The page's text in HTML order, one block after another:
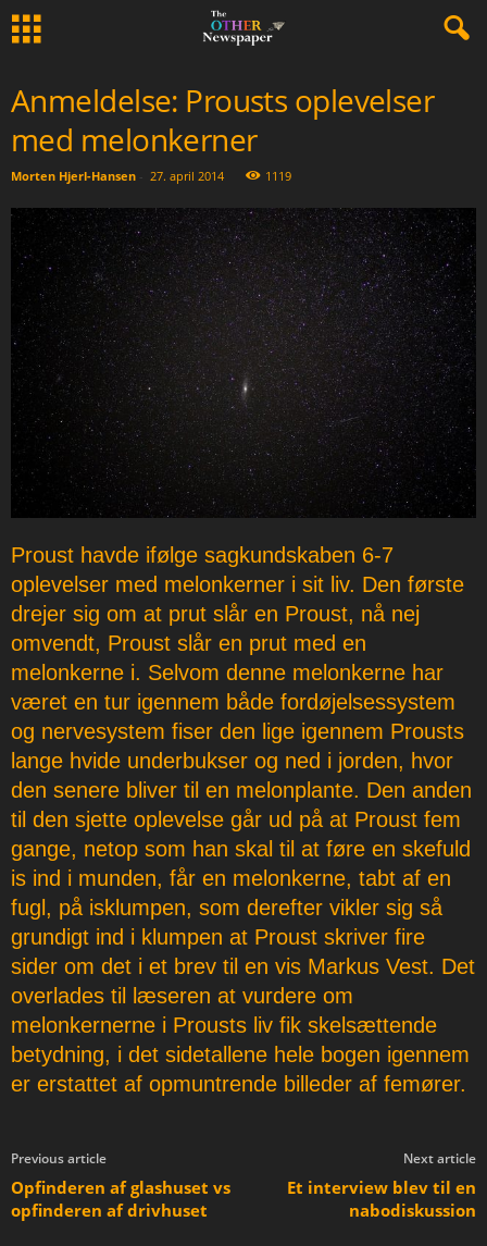
Anmeldelse: Prousts oplevelser
med melonkerner
Morten Hjerl-Hansen - 27. april 2014 1119
Proust havde ifølge sagkundskaben 6-7
oplevelser med melonkerner i sit liv. Den første
drejer sig om at prut slår en Proust, nå nej
omvendt, Proust slår en prut med en
melonkerne i. Selvom denne melonkerne har
været en tur igennem både fordøjelsessystem
og nervesystem fiser den lige igennem Prousts
lange hvide underbukser og ned i jorden, hvor
den senere bliver til en melonplante. Den anden
til den sjette oplevelse går ud på at Proust fem
gange, netop som han skal til at føre en skefuld
is ind i munden, får en melonkerne, tabt af en
fugl, på isklumpen, som derefter vikler sig så
grundigt ind i klumpen at Proust skriver fire
sider om det i et brev til en vis Markus Vest. Det
overlades til læseren at vurdere om
melonkernerne i Prousts liv fik skelsættende
betydning, i det sidetallene hele bogen igennem
er erstattet af opmuntrende billeder af femører.
Previous article
Opfinderen af glashuset vs
opfinderen af drivhuset
Next article
Et interview blev til en
nabodiskussion